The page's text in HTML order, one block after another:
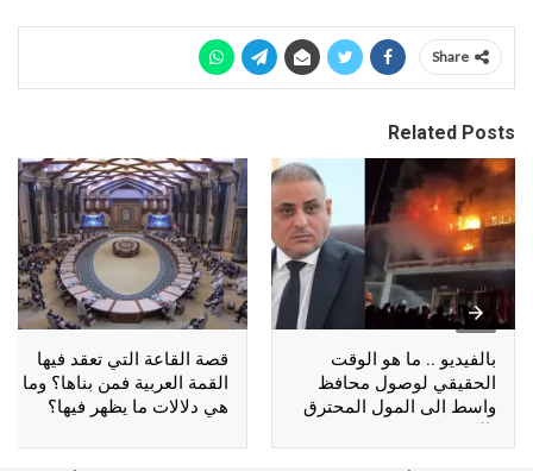
Share
Related Posts
بالفيديو .. ما هو الوقت
الحقيقي لوصول محافظ
واسط الى المول المحترق
بالكوت؟
قصة القاعة التي تعقد فيها
القمة العربية فمن بناها؟ وما
هي دلالات ما يظهر فيها؟